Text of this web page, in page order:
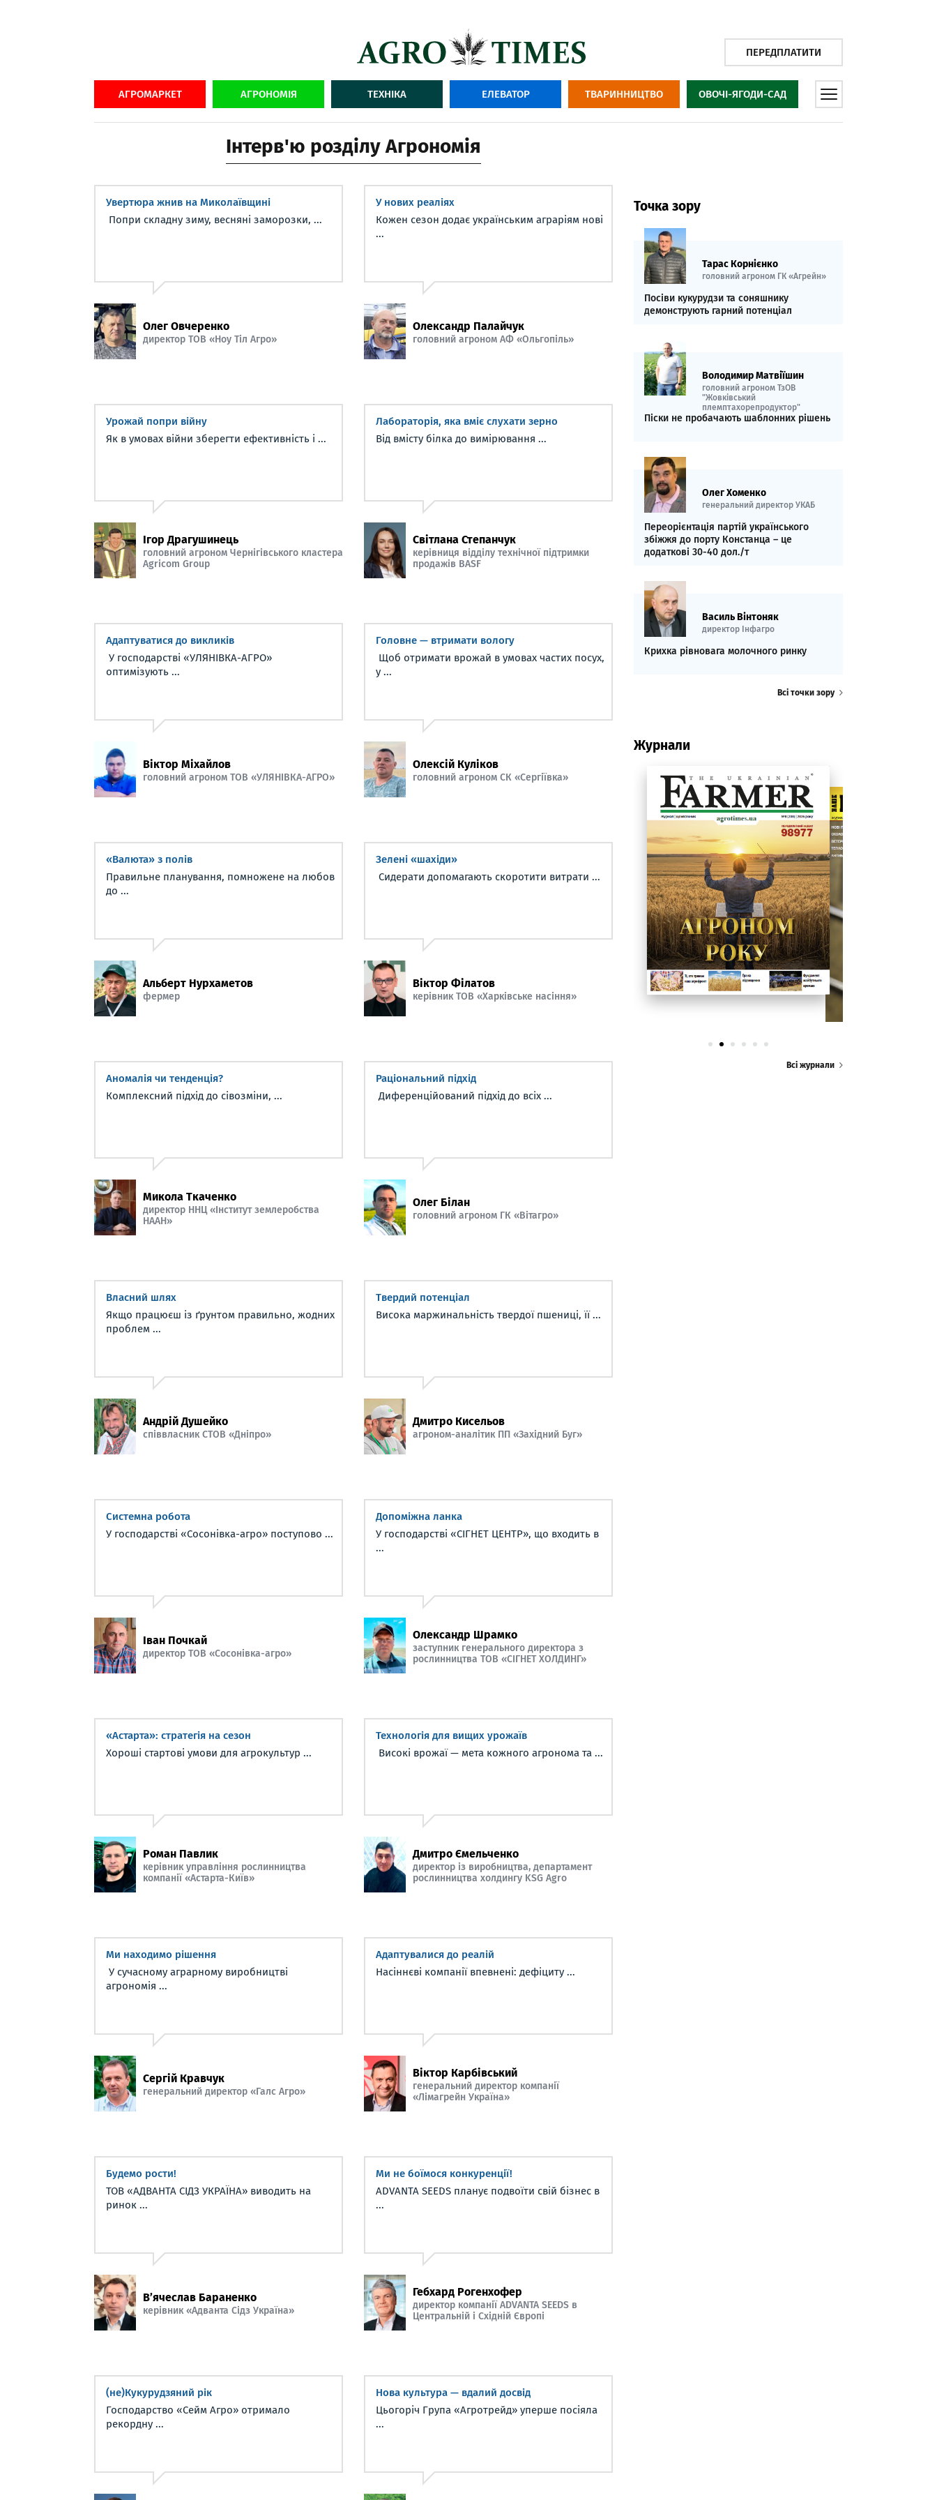
ПЕРЕДПЛАТИТИ
АГРОМАРКЕТ АГРОНОМІЯ ТЕХНІКА ЕЛЕВАТОР ТВАРИННИЦТВО ОВОЧІ-ЯГОДИ-САД
Інтерв'ю розділу Агрономія
Увертюра жнив на Миколаївщині
Попри складну зиму, весняні заморозки, ...
Олег Овчеренко
директор ТОВ «Ноу Тіл Агро»
У нових реаліях
Кожен сезон додає українським аграріям нові
...
Олександр Палайчук
головний агроном АФ «Ольгопіль»
Урожай попри війну
Як в умовах війни зберегти ефективність і ...
Ігор Драгушинець
головний агроном Чернігівського кластера
Agricom Group
Лабораторія, яка вміє слухати зерно
Від вмісту білка до вимірювання ...
Світлана Степанчук
керівниця відділу технічної підтримки
продажів BASF
Адаптуватися до викликів
У господарстві «УЛЯНІВКА-АГРО»
оптимізують ...
Віктор Міхайлов
головний агроном ТОВ «УЛЯНІВКА-АГРО»
Головне — втримати вологу
Щоб отримати врожай в умовах частих посух,
у ...
Олексій Куліков
головний агроном СК «Сергіївка»
«Валюта» з полів
Правильне планування, помножене на любов
до ...
Альберт Нурхаметов
фермер
Зелені «шахіди»
Сидерати допомагають скоротити витрати ...
Віктор Філатов
керівник ТОВ «Харківське насіння»
Аномалія чи тенденція?
Комплексний підхід до сівозміни, ...
Микола Ткаченко
директор ННЦ «Інститут землеробства
НААН»
Раціональний підхід
Диференційований підхід до всіх ...
Олег Білан
головний агроном ГК «Вітагро»
Власний шлях
Якщо працюєш із ґрунтом правильно, жодних
проблем ...
Андрій Душейко
співвласник СТОВ «Дніпро»
Твердий потенціал
Висока маржинальність твердої пшениці, її ...
Дмитро Кисельов
агроном-аналітик ПП «Західний Буг»
Системна робота
У господарстві «Сосонівка-агро» поступово ...
Іван Почкай
директор ТОВ «Сосонівка-агро»
Допоміжна ланка
У господарстві «СІГНЕТ ЦЕНТР», що входить в
...
Олександр Шрамко
заступник генерального директора з
рослинництва ТОВ «СІГНЕТ ХОЛДИНГ»
«Астарта»: стратегія на сезон
Хороші стартові умови для агрокультур ...
Роман Павлик
керівник управління рослинництва
компанії «Астарта-Київ»
Технологія для вищих урожаїв
Високі врожаї — мета кожного агронома та ...
Дмитро Ємельченко
директор із виробництва, департамент
рослинництва холдингу KSG Agro
Ми находимо рішення
У сучасному аграрному виробництві
агрономія ...
Сергій Кравчук
генеральний директор «Галс Агро»
Адаптувалися до реалій
Насіннєві компанії впевнені: дефіциту ...
Віктор Карбівський
генеральний директор компанії
«Лімагрейн Україна»
Будемо рости!
ТОВ «АДВАНТА СІДЗ УКРАЇНА» виводить на
ринок ...
В’ячеслав Бараненко
керівник «Адванта Сідз Україна»
Ми не боїмося конкуренції!
ADVANTA SEEDS планує подвоїти свій бізнес в
...
Гебхард Рогенхофер
директор компанії ADVANTA SEEDS в
Центральній і Східній Європі
(не)Кукурудзяний рік
Господарство «Сейм Агро» отримало
рекордну ...
Нова культура — вдалий досвід
Цьогоріч Група «Агротрейд» уперше посіяла
...
Точка зору
Тарас Корнієнко
головний агроном ГК «Агрейн»
Посіви кукурудзи та соняшнику
демонструють гарний потенціал
Володимир Матвіїшин
головний агроном ТзОВ
"Жовківський
племптахорепродуктор"
Піски не пробачають шаблонних рішень
Олег Хоменко
генеральний директор УКАБ
Переорієнтація партій українського
збіжжя до порту Констанца – це
додаткові 30-40 дол./т
Василь Вінтоняк
директор Інфагро
Крихка рівновага молочного ринку
Всі точки зору
Журнали
Всі журнали